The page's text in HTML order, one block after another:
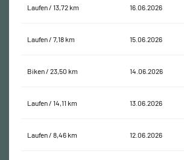
Laufen / 13,72 km 16.06.2026
Laufen / 7,18 km 15.06.2026
Biken / 23,50 km 14.06.2026
Laufen / 14,11 km 13.06.2026
Laufen / 8,46 km 12.06.2026